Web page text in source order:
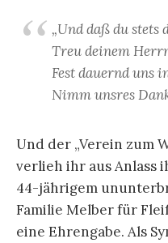
„Und daß du
Treu deinem
Fest dauernd uns
Nimm unsres
Und der „Verein zum
verlieh ihr aus Anlass
44-jährigem
Familie Melber für
eine Ehrengabe. Als